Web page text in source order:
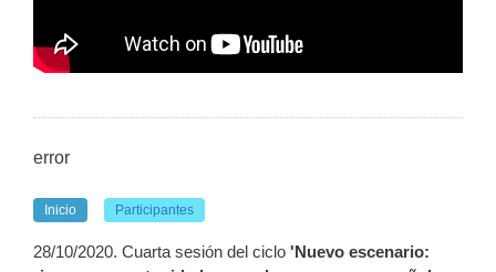
error
Inicio Participantes
28/10/2020. Cuarta sesión del ciclo 'Nuevo escenario: